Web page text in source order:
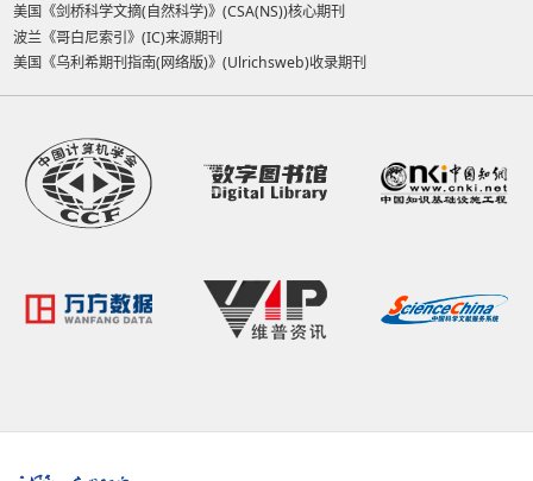
美国《剑桥科学文摘(自然科学)》(CSA(NS))核心期刊
波兰《哥白尼索引》(IC)来源期刊
美国《乌利希期刊指南(网络版)》(Ulrichsweb)收录期刊